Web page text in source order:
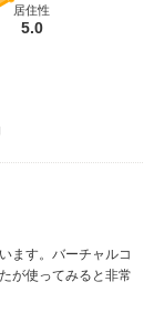
居住性
5.0
ます。バーチャルコ
が使ってみると非常